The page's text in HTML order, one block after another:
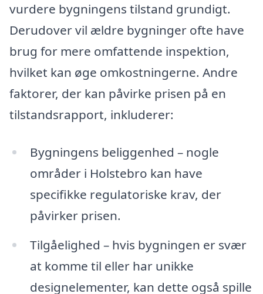
vurdere bygningens tilstand grundigt.
Derudover vil ældre bygninger ofte have
brug for mere omfattende inspektion,
hvilket kan øge omkostningerne. Andre
faktorer, der kan påvirke prisen på en
tilstandsrapport, inkluderer:
Bygningens beliggenhed – nogle
områder i Holstebro kan have
specifikke regulatoriske krav, der
påvirker prisen.
Tilgåelighed – hvis bygningen er svær
at komme til eller har unikke
designelementer, kan dette også spille